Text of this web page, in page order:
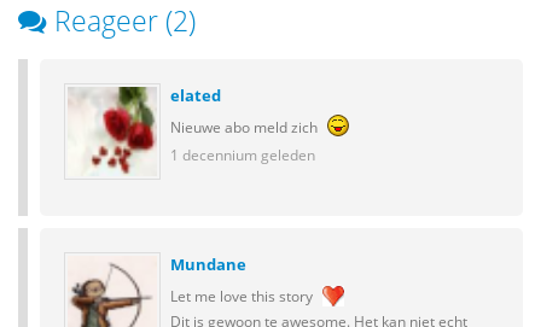
Reageer (2)
elated
Nieuwe abo meld zich
1 decennium geleden
Mundane
Let me love this story
Dit is gewoon te awesome. Het kan niet echt